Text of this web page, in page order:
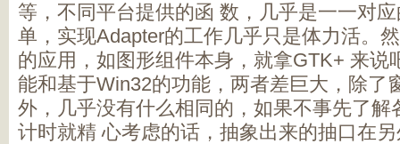
等，不同平台提供的函 数，几乎是一一对
单，实现Adapter的工作几乎只是体力活。
的应用，如图形组件本身，就拿GTK+ 来说
能和基于Win32的功能，两者差巨大，除了
外，几乎没有什么相同的，如果不事先了解
计时就精 心考虑的话，抽象出来的抽口在